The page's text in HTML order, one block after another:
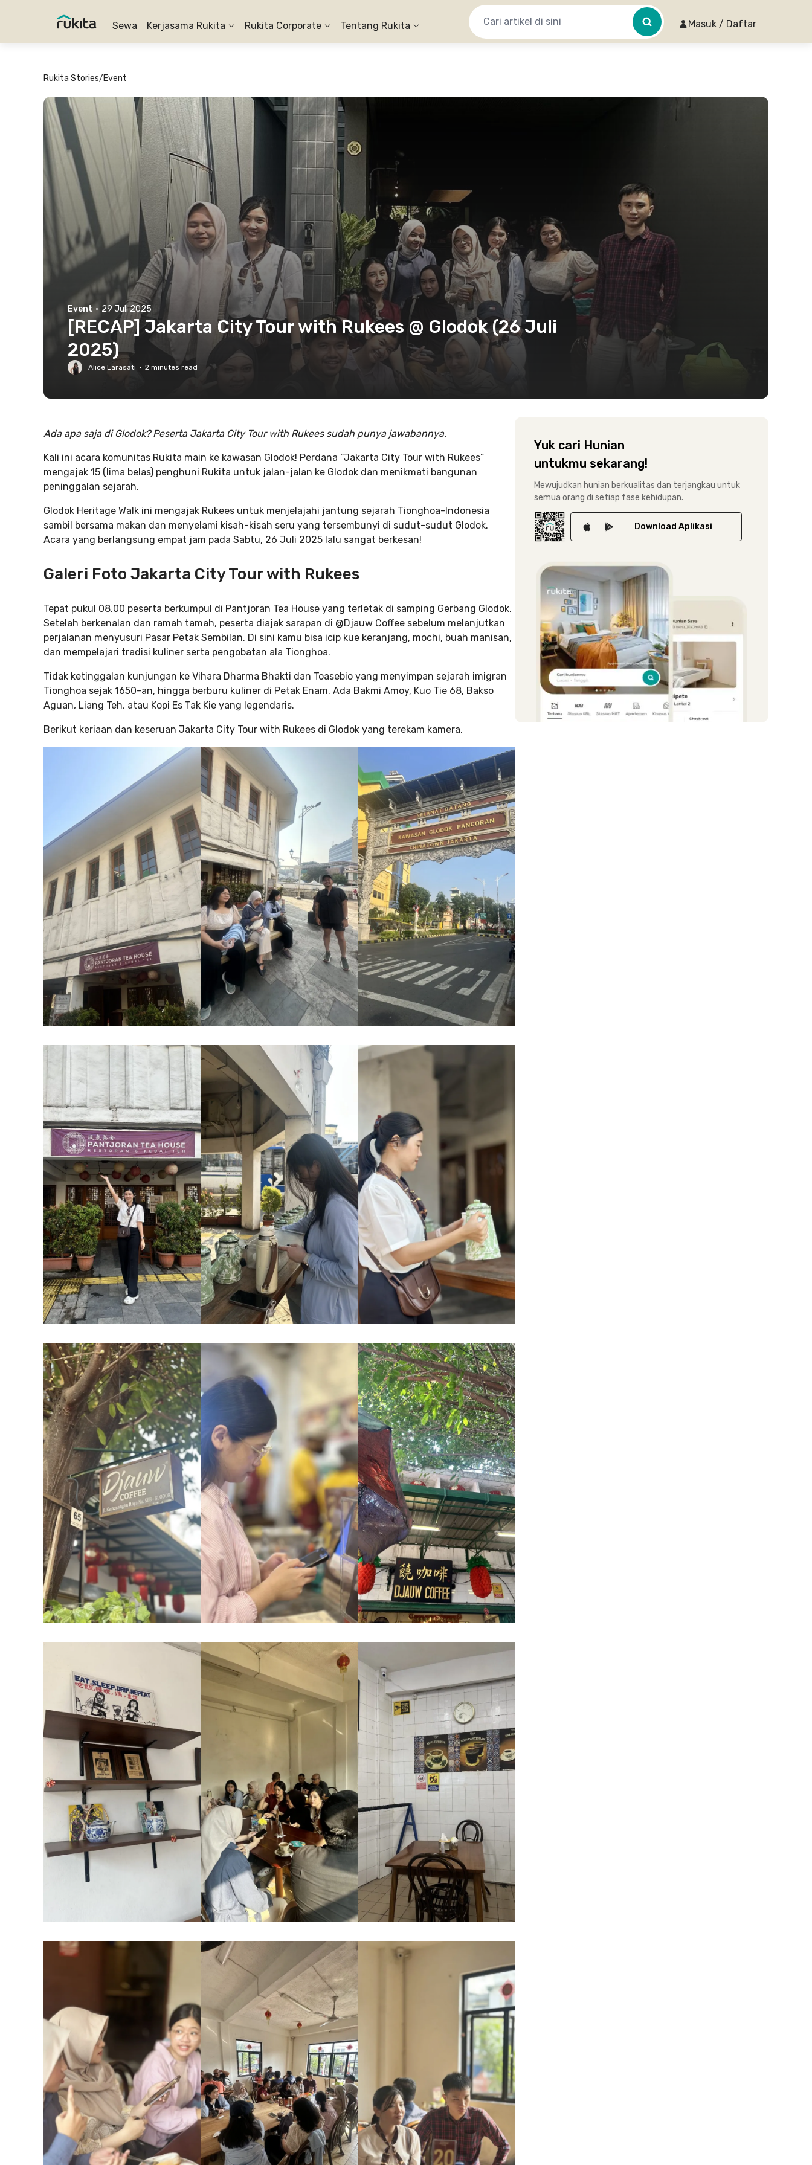
Sewa Kerjasama Rukita Rukita Corporate Tentang Rukita Masuk / Daftar
Rukita Stories/Event
Event · 29 Juli 2025
[RECAP] Jakarta City Tour with Rukees @ Glodok (26 Juli
2025)
Alice Larasati · 2 minutes read
Ada apa saja di Glodok? Peserta Jakarta City Tour with Rukees sudah punya jawabannya.
Kali ini acara komunitas Rukita main ke kawasan Glodok! Perdana “Jakarta City Tour with Rukees”
mengajak 15 (lima belas) penghuni Rukita untuk jalan-jalan ke Glodok dan menikmati bangunan
peninggalan sejarah.
Glodok Heritage Walk ini mengajak Rukees untuk menjelajahi jantung sejarah Tionghoa-Indonesia
sambil bersama makan dan menyelami kisah-kisah seru yang tersembunyi di sudut-sudut Glodok.
Acara yang berlangsung empat jam pada Sabtu, 26 Juli 2025 lalu sangat berkesan!
Galeri Foto Jakarta City Tour with Rukees
Tepat pukul 08.00 peserta berkumpul di Pantjoran Tea House yang terletak di samping Gerbang Glodok.
Setelah berkenalan dan ramah tamah, peserta diajak sarapan di @Djauw Coffee sebelum melanjutkan
perjalanan menyusuri Pasar Petak Sembilan. Di sini kamu bisa icip kue keranjang, mochi, buah manisan,
dan mempelajari tradisi kuliner serta pengobatan ala Tionghoa.
Tidak ketinggalan kunjungan ke Vihara Dharma Bhakti dan Toasebio yang menyimpan sejarah imigran
Tionghoa sejak 1650-an, hingga berburu kuliner di Petak Enam. Ada Bakmi Amoy, Kuo Tie 68, Bakso
Aguan, Liang Teh, atau Kopi Es Tak Kie yang legendaris.
Berikut keriaan dan keseruan Jakarta City Tour with Rukees di Glodok yang terekam kamera.
Yuk cari Hunian
untukmu sekarang!
Mewujudkan hunian berkualitas dan terjangkau untuk
semua orang di setiap fase kehidupan.
Download Aplikasi